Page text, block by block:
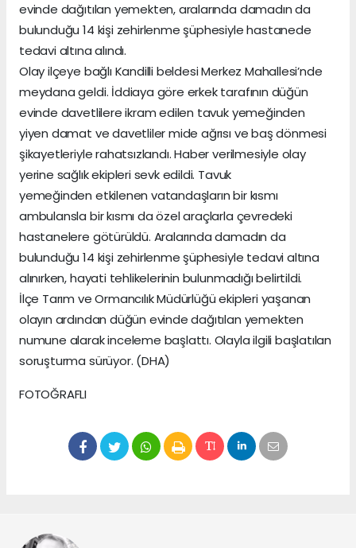
evinde dağıtılan yemekten, aralarında damadın da
bulunduğu 14 kişi zehirlenme şüphesiyle hastanede
tedavi altına alındı.
Olay ilçeye bağlı Kandilli beldesi Merkez Mahallesi’nde
meydana geldi. İddiaya göre erkek tarafının düğün
evinde davetlilere ikram edilen tavuk yemeğinden
yiyen damat ve davetliler mide ağrısı ve baş dönmesi
şikayetleriyle rahatsızlandı. Haber verilmesiyle olay
yerine sağlık ekipleri sevk edildi. Tavuk
yemeğinden etkilenen vatandaşların bir kısmı
ambulansla bir kısmı da özel araçlarla çevredeki
hastanelere götürüldü. Aralarında damadın da
bulunduğu 14 kişi zehirlenme şüphesiyle tedavi altına
alınırken, hayati tehlikelerinin bulunmadığı belirtildi.
İlçe Tarım ve Ormancılık Müdürlüğü ekipleri yaşanan
olayın ardından düğün evinde dağıtılan yemekten
numune alarak inceleme başlattı. Olayla ilgili başlatılan
soruşturma sürüyor. (DHA)
FOTOĞRAFLI